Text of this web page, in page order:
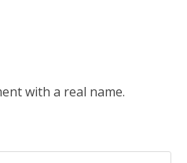
with a real name.